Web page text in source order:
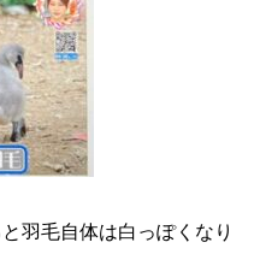
羽毛自体は白っぽくなり